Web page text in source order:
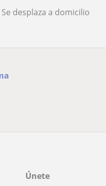
Se desplaza a domicilio
Únete